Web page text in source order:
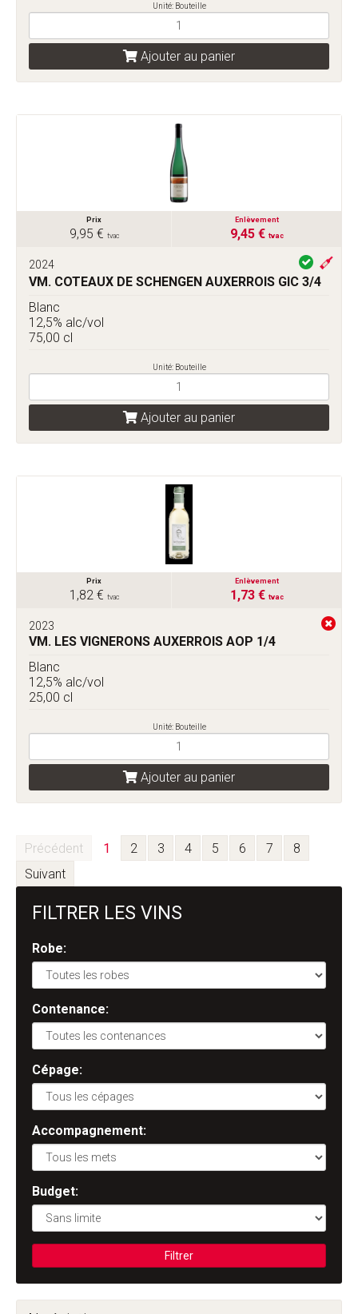
Unité: Bouteille
Ajouter au panier
Prix
9,95 € tvac
Enlèvement
9,45 € tvac
2024
VM. COTEAUX DE SCHENGEN AUXERROIS GIC 3/4
Blanc
12,5% alc/vol
75,00 cl
Unité: Bouteille
Ajouter au panier
Prix
1,82 € tvac
Enlèvement
1,73 € tvac
2023
VM. LES VIGNERONS AUXERROIS AOP 1/4
Blanc
12,5% alc/vol
25,00 cl
Unité: Bouteille
Ajouter au panier
Précédent 1 2 3 4 5 6 7
8
Suivant
FILTRER LES VINS
Robe:
Contenance:
Cépage:
Accompagnement:
Budget:
Filtrer